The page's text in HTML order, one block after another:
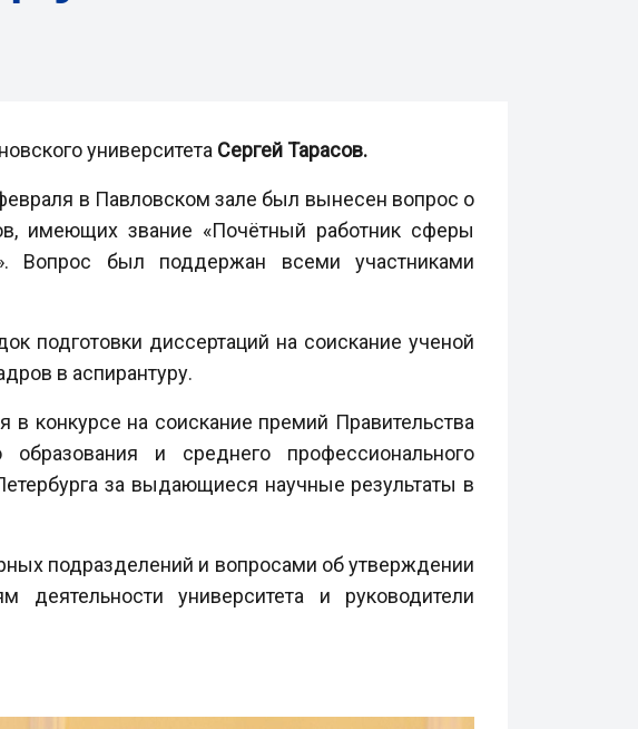
университета Сергей Тарасов.
в Павловском зале был вынесен вопрос о
имеющих звание «Почётный работник сферы
Вопрос был поддержан всеми участниками
подготовки диссертаций на соискание ученой
в аспирантуру.
конкурсе на соискание премий Правительства
и среднего профессионального
за выдающиеся научные результаты в
подразделений и вопросами об утверждении
деятельности университета и руководители